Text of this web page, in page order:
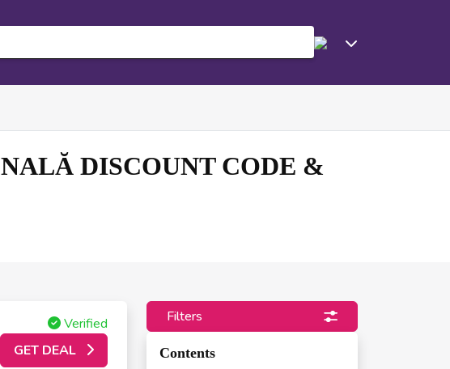
DISCOUNT CODE &
Verified
GET DEAL
Filters
Contents